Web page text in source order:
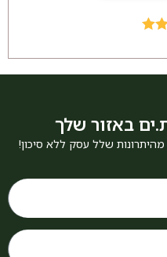
באזור שלך
שלל עסק ללא סיכון!